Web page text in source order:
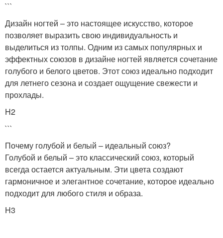
```
Дизайн ногтей – это настоящее искусство, которое
позволяет выразить свою индивидуальность и
выделиться из толпы. Одним из самых популярных и
эффектных союзов в дизайне ногтей является сочетание
голубого и белого цветов. Этот союз идеально подходит
для летнего сезона и создает ощущение свежести и
прохлады.
H2
```
Почему голубой и белый – идеальный союз?
Голубой и белый – это классический союз, который
всегда остается актуальным. Эти цвета создают
гармоничное и элегантное сочетание, которое идеально
подходит для любого стиля и образа.
H3